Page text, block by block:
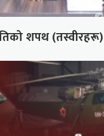
शपथ (तस्वीरहरू)